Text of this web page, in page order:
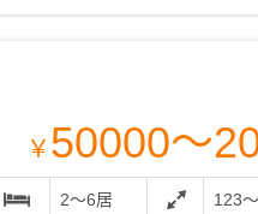
￥ 50000～
2～6居 123